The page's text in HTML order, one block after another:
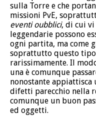
sulla Torre e che
missioni PvE,
eventi oubblici, di cui vi
leggendarie possono
ogni partita, ma come
soprattutto questo
rarissimamente. Il
una è comunque
nonostante appiattisca
difetti parecchio nella
comunque un buon
ed oggetti.